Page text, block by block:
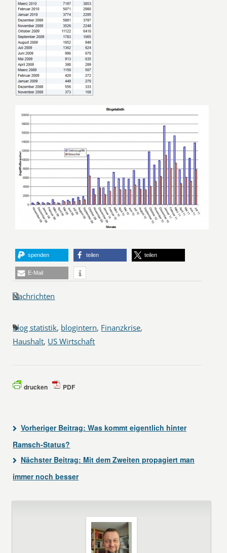
spenden teilen teilen
E-Mail
Nachrichten
blog statistik, blogintern, Finanzkrise,
Haushalt, US Wirtschaft
drucken PDF
Vorheriger Beitrag: Was kommt eigentlich hinter
Ramsch-Status?
Nächster Beitrag: Mit dem Zweiten propagiert man
immer noch besser